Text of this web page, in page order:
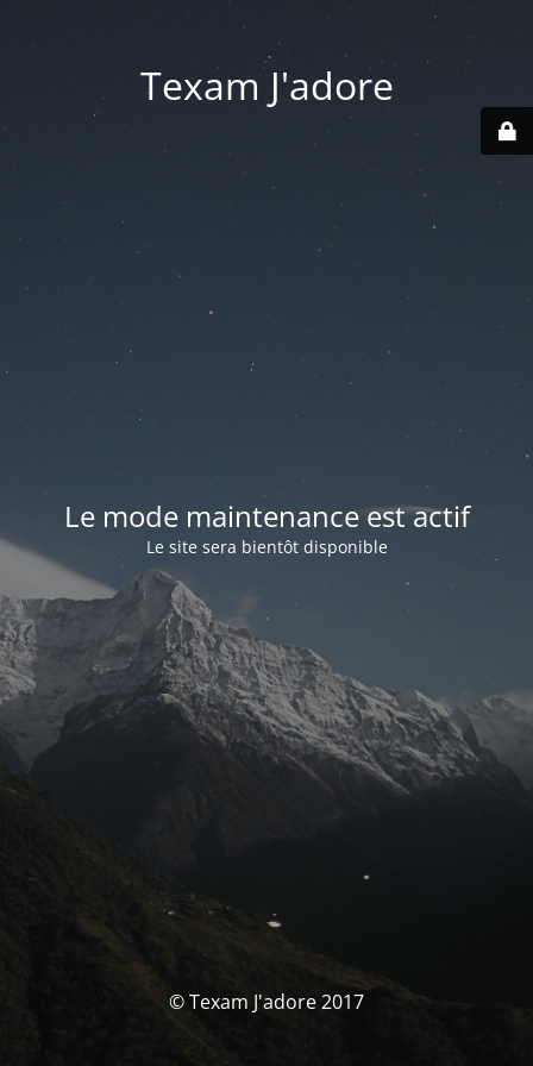
Texam J'adore
Le mode maintenance est actif
Le site sera bientôt disponible
© Texam J'adore 2017